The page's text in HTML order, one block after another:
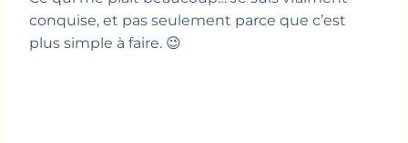
conquise, et pas seulement parce que c’est
plus simple à faire. 😉